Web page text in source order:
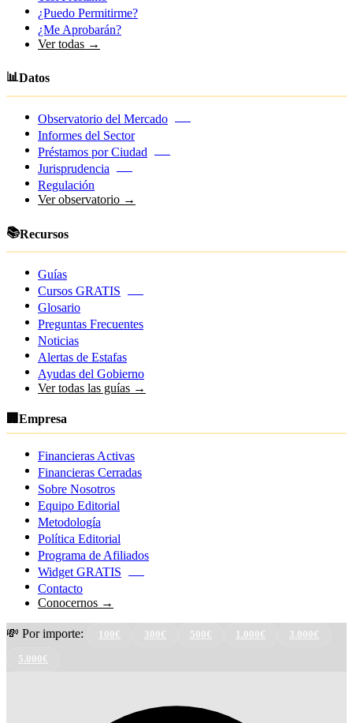
¿Puedo Permitirme?
¿Me Aprobarán?
Ver todas →
📊Datos
Observatorio del Mercado
Informes del Sector
Préstamos por Ciudad
Jurisprudencia
Regulación
Ver observatorio →
📚Recursos
Guías
Cursos GRATIS
Glosario
Preguntas Frecuentes
Noticias
Alertas de Estafas
Ayudas del Gobierno
Ver todas las guías →
🏢 Empresa
Financieras Activas
Financieras Cerradas
Sobre Nosotros
Equipo Editorial
Metodología
Política Editorial
Programa de Afiliados
Widget GRATIS
Contacto
Conocernos →
💸 Por importe: 100€ 300€ 500€ 1.000€ 3.000€
5.000€